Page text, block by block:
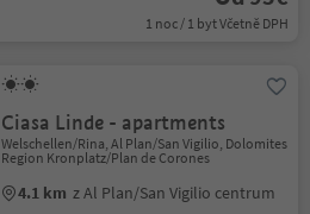
1 noc / 1 byt Včetně DPH
Ciasa Linde - apartments
Welschellen/Rina, Al Plan/San Vigilio, Dolomites
Region Kronplatz/Plan de Corones
4.1 km z Al Plan/San Vigilio centrum